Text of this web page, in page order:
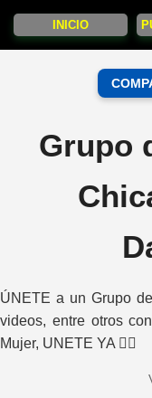
INICIO
Grupo
ÚNETE a un Grupo
videos, entre otros
Mujer, UNETE YA 👇🏻